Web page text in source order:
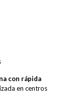
con rápida
en centros